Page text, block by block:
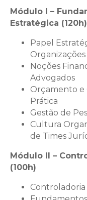
Módulo I –
Estratégica (120h)
Papel
Organizações
Noções
Advogados
Orçamento e
Prática
Gestão de
Cultura
de Times
Módulo II –
(100h)